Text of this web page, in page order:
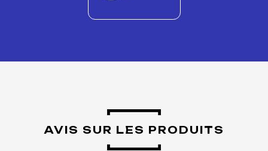
AVIS SUR LES PRODUITS